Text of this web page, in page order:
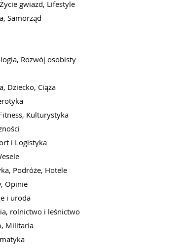
gwiazd, Lifestyle
Samorząd
Rozwój osobisty
Dziecko, Ciąża
Kulturystyka
i Logistyka
Podróże, Hotele
Opinie
i uroda
rolnictwo i leśnictwo
Militaria
przez redakcję
sp. z o.o. z siedzibą
adres email informacji o
WhitePress. Więcej
w naszej
chwili cofnięta